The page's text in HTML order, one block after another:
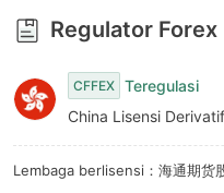
Regulator Forex
CFFEX Teregulasi
China Lisensi
Lembaga berlisensi：海通期货